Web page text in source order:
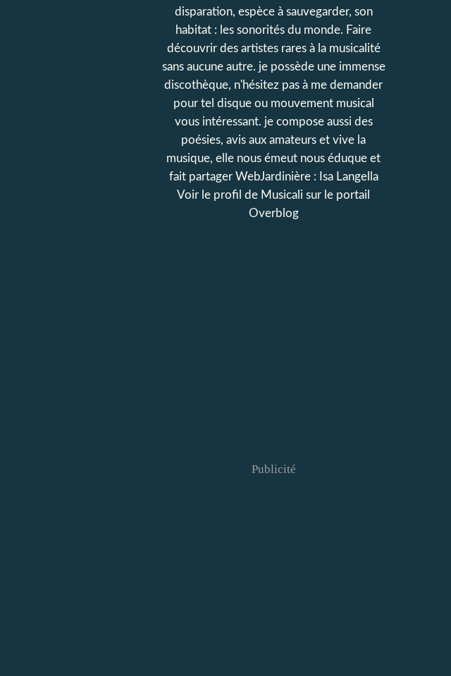
disparation, espèce à sauvegarder, son
habitat : les sonorités du monde. Faire
découvrir des artistes rares à la musicalité
sans aucune autre. je possède une immense
discothèque, n'hésitez pas à me demander
pour tel disque ou mouvement musical
vous intéressant. je compose aussi des
poésies, avis aux amateurs et vive la
musique, elle nous émeut nous éduque et
fait partager WebJardinière : Isa Langella
Voir le profil de Musicali sur le portail
Overblog
Publicité